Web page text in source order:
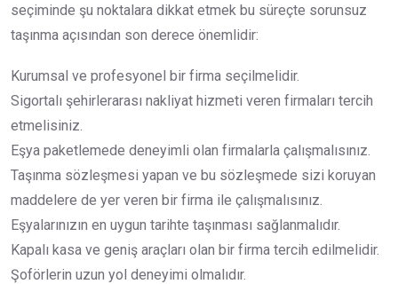
seçiminde şu noktalara dikkat etmek bu süreçte sorunsuz
taşınma açısından son derece önemlidir:
Kurumsal ve profesyonel bir firma seçilmelidir.
Sigortalı şehirlerarası nakliyat hizmeti veren firmaları tercih
etmelisiniz.
Eşya paketlemede deneyimli olan firmalarla çalışmalısınız.
Taşınma sözleşmesi yapan ve bu sözleşmede sizi koruyan
maddelere de yer veren bir firma ile çalışmalısınız.
Eşyalarınızın en uygun tarihte taşınması sağlanmalıdır.
Kapalı kasa ve geniş araçları olan bir firma tercih edilmelidir.
Şoförlerin uzun yol deneyimi olmalıdır.